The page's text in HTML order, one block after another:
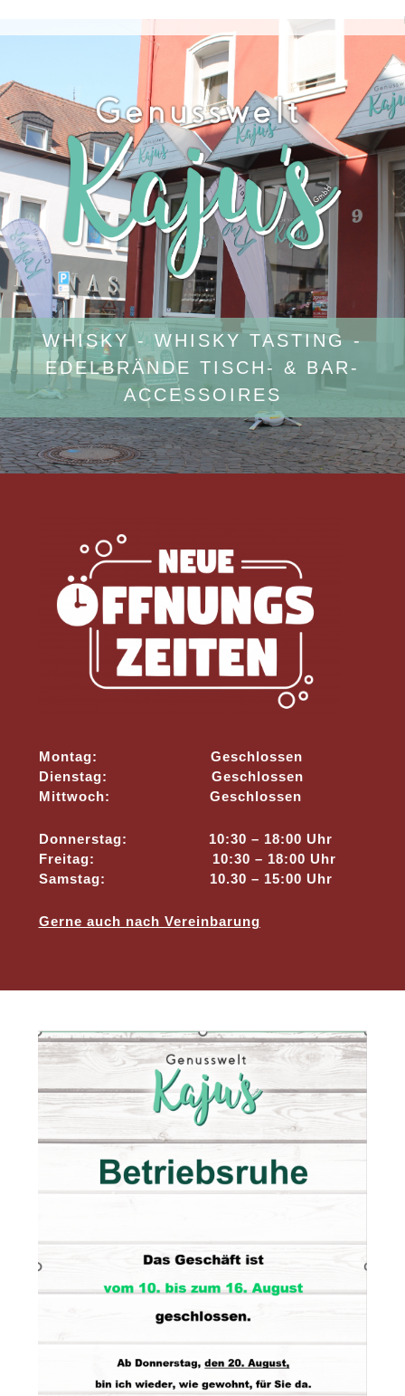
WHISKY - WHISKY TASTING -
EDELBRÄNDE TISCH- & BAR-
ACCESSOIRES
Montag: Geschlossen
Dienstag: Geschlossen
Mittwoch: Geschlossen
Donnerstag: 10:30 – 18:00 Uhr
Freitag: 10:30 – 18:00 Uhr
Samstag: 10.30 – 15:00 Uhr
Gerne auch nach Vereinbarung